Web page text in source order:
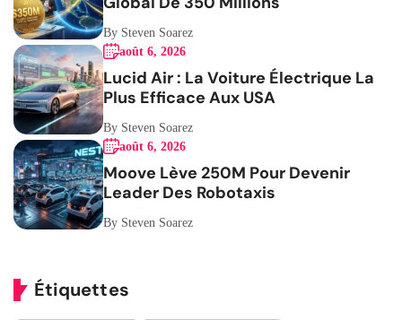
By Steven Soarez
août 6, 2026
Lucid Air : La Voiture Électrique La
Plus Efficace Aux USA
By Steven Soarez
août 6, 2026
Moove Lève 250M Pour Devenir
Leader Des Robotaxis
By Steven Soarez
Étiquettes